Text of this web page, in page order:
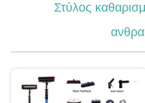
Στύλος